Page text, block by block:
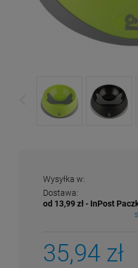
WEST PAW Zogoflex
przysmaki Tux Large 13
ROCK&DOG Punk Strato
podwójnym futrem owcy
BD Happy Dog Piłka
11 cm
Wysyłka w:
Dostawa:
od 13,99 zł- InPost
Cena nie zawiera
35,94 zł